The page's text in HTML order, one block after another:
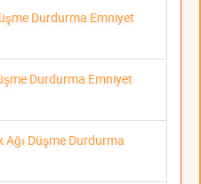
Durdurma Emniyet
Durdurma Emniyet
Düşme Durdurma